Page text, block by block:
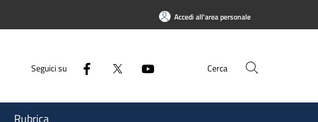
Accedi all'area personale
Seguici su Cerca
Rubrica